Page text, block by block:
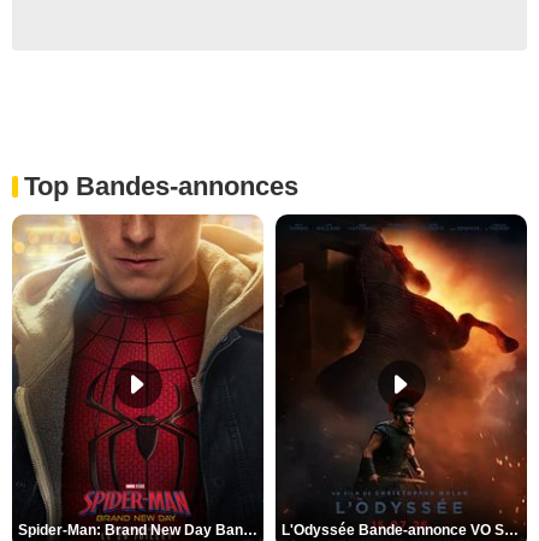
Top Bandes-annonces
Spider-Man: Brand New Day Bande-annonce VO STFR L'Odyssée Bande-annonce VO STFR